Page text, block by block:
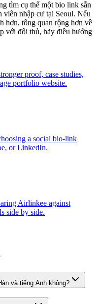
tìm cụ thể một bio link sẵn
viên nhập cư tại Seoul. Nếu
hơn, tổng quan rộng hơn về
với đối thủ, hãy điều hướng
proof, case studies,
portfolio website.
a social bio-link
or LinkedIn.
Airlinkee against
side by side.
và tiếng Anh không?